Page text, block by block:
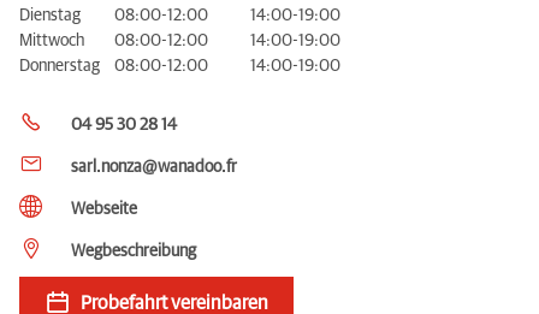
Dienstag
08:00-12:00
14:00-19:00
Mittwoch
08:00-12:00
14:00-19:00
Donnerstag
08:00-12:00 14:00-19:00
04 95 30 28 14
sarl.nonza@wanadoo.fr
Webseite
Wegbeschreibung
Probefahrt vereinbaren